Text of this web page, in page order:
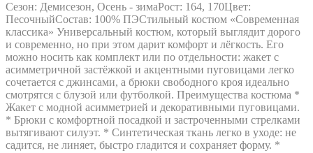
Сезон: Демисезон, Осень - зимаРост: 164, 170Цвет:
ПесочныйСостав: 100% ПЭСтильный костюм «Современная
классика» Универсальный костюм, который выглядит дорого
и современно, но при этом дарит комфорт и лёгкость. Его
можно носить как комплект или по отдельности: жакет с
асимметричной застёжкой и акцентными пуговицами легко
сочетается с джинсами, а брюки свободного кроя идеально
смотрятся с блузой или футболкой. Преимущества костюма *
Жакет с модной асимметрией и декоративными пуговицами.
* Брюки с комфортной посадкой и застроченными стрелками
вытягивают силуэт. * Синтетическая ткань легко в уходе: не
садится, не линяет, быстро гладится и сохраняет форму. *